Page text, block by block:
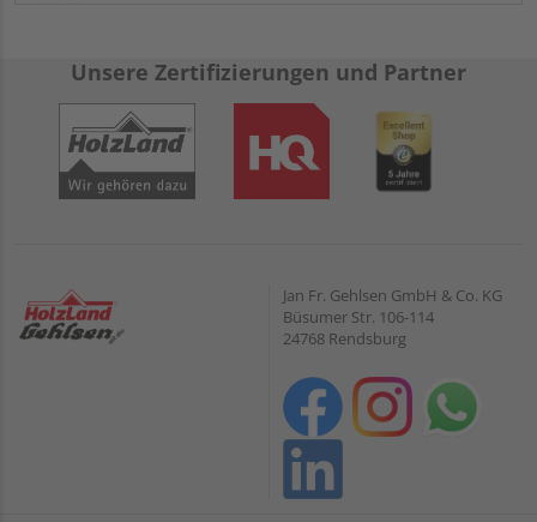
Unsere Zertifizierungen und Partner
Jan Fr. Gehlsen GmbH & Co. KG
Büsumer Str. 106-114
24768 Rendsburg